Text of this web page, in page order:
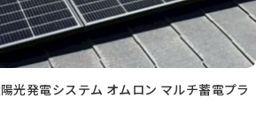
光発電システム オムロン マルチ蓄電プラ